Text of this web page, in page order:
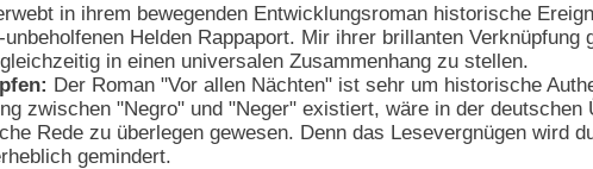
in ihrem bewegenden Entwicklungsroman historische
Helden Rappaport. Mir ihrer brillanten
in einen universalen Zusammenhang zu stellen.
Der Roman "Vor allen Nächten" ist sehr um historische
zwischen "Negro" und "Neger" existiert, wäre in der
Rede zu überlegen gewesen. Denn das Lesevergnügen wird
gemindert.